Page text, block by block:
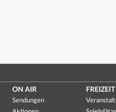
ON AIR
Sendungen
FREIZEIT